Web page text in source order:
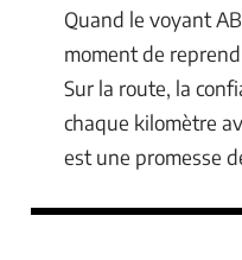
Quand le voyant
moment de
Sur la route, la
chaque kilomètre
est une promesse